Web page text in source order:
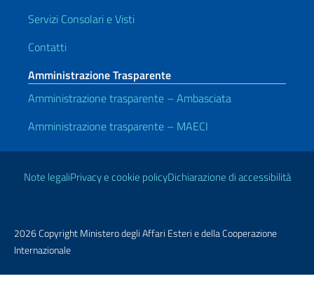
Servizi Consolari e Visti
Contatti
Amministrazione Trasparente
Amministrazione trasparente – Ambasciata
Amministrazione trasparente – MAECI
Link Utili
Note legaliPrivacy e cookie policyDichiarazione di accessibilità
2026 Copyright Ministero degli Affari Esteri e della Cooperazione
Internazionale